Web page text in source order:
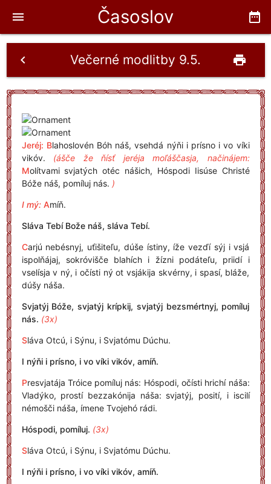
Časoslov date_range
menu
Večerné modlitby 9.5.
chevron_left print
Jeréj: Blahoslovén Bóh náš, vsehdá nýňi i prísno i vo víki
vikóv. (ášče že ňísť jeréja moľáščasja, načinájem:
Molítvami svjatých otéc nášich, Hóspodi Iisúse Christé
Bóže náš, pomíluj nás. )
I mý: Amíň.
Sláva Tebí Bože náš, sláva Tebí.
Carjú nebésnyj, uťišiteľu, dúše ístiny, íže vezďí sýj i vsjá
ispolňájaj, sokróvišče blahích i žízni podáteľu, priidí i
vselísja v ný, i očísti ný ot vsjákija skvérny, i spasí, bláže,
dúšy náša.
Svjatýj Bóže, svjatýj krípkij, svjatýj bezsmértnyj, pomíluj
nás. (3x)
Sláva Otcú, i Sýnu, i Svjatómu Dúchu.
I nýňi i prísno, i vo víki vikóv, amíň.
Presvjatája Tróice pomíluj nás: Hóspodi, očísti hrichí náša:
Vladýko, prostí bezzakónija náša: svjatýj, posití, i iscilí
némošči náša, ímene Tvojehó rádi.
Hóspodi, pomíluj. (3x)
Sláva Otcú, i Sýnu, i Svjatómu Dúchu.
I nýňi i prísno, i vo víki vikóv, amíň.